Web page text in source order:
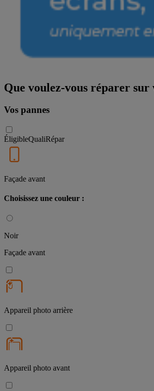
Que voulez-vous réparer
Vos pannes
ÉligibleQualiRépar
Façade avant
Choisissez une couleur :
Noir
Façade avant
Appareil photo arrière
Appareil photo avant